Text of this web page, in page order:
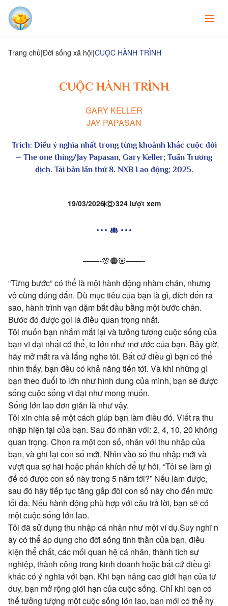
Trang chủ Đời sống xã hội CUỘC HÀNH TRÌNH
CUỘC HÀNH TRÌNH
GARY KELLER
JAY PAPASAN
Trích: Điều ý nghĩa nhất trong từng khoảnh khắc cuộc đời
= The one thing/Jay Papasan, Gary Keller; Tuấn Trương
dịch. Tái bản lần thứ 8. NXB Lao động; 2025.
19/03/2026 324 lượt xem
——-🌸🟠🌸——-
“Từng bước” có thể là một hành động nhàm chán, nhưng
vô cùng đúng đắn. Dù mục tiêu của bạn là gì, đích đến ra
sao, hành trình vạn dặm bắt đầu bằng một bước chân.
Bước đó được gọi là điều quan trọng nhất.
Tôi muốn bạn nhắm mắt lại và tưởng tượng cuộcsống của
bạn vĩ đại nhất có thể, to lớn như mơ ước của bạn. Bây giờ,
hãy mở mắt ra và lắng nghe tôi. Bất cứ điều gì bạn có thể
nhìn thấy, bạn đều có khả năng tiến tới. Và khi những gì
bạn theo đuổi to lớn như hình dung của mình, bạn sẽ được
sống cuộc sống vĩ đại như mong muốn.
Sống lớn lao đơn giản là như vậy.
Tôi xin chia sẻ một cách giúp bạn làm điều đó. Viết ra thu
nhập hiện tại của bạn. Sau đó nhân với: 2, 4, 10, 20 không
quan trọng. Chọn ra một con số, nhân với thu nhập của
bạn, và ghi lại con số mới. Nhìn vào số thu nhập mới và
vượt qua sợ hãi hoặc phấn khích để tự hỏi, “Tôi sẽ làm gì
để có được con số này trong 5 năm tới?” Nếu làm được,
sau đó hãy tiếp tục tăng gấp đôi con số này cho đến mức
tối đa. Nếu hành động phù hợp với câu trả lời, bạn sẽ có
một cuộc sống lớn lao.
Tôi đã sử dụng thu nhập cá nhân như một ví dụ.Suy nghĩ n
ày có thể áp dụng cho đời sống tinh thần của bạn, điều
kiện thể chất, các mối quan hệ cá nhân, thành tích sự
nghiệp, thành công trong kinh doanh hoặc bất cứ điều gì
khác có ý nghĩa với bạn. Khi bạn nâng cao giới hạn của tư
duy, bạn mở rộng giới hạn của cuộc sống. Chỉ khi bạn có
thể tưởng tượng một cuộc sống lớn lao, bạn mới có thể hy